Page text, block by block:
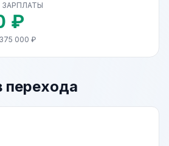
ЗАРПЛАТЫ
₽
000 ₽
перехода